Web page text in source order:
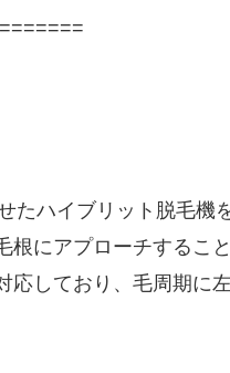
たハイブリット脱毛機
根にアプローチするこ
応しており、毛周期に